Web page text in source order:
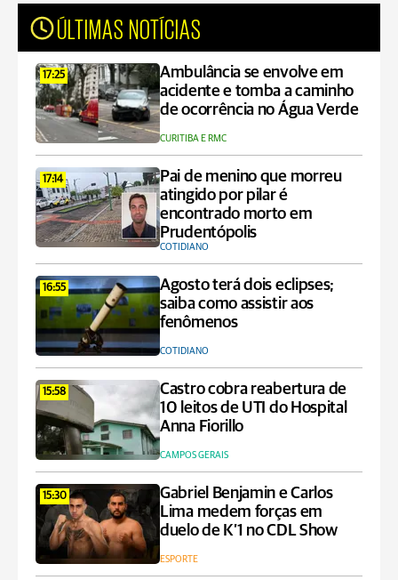
ÚLTIMAS NOTÍCIAS
17:25
Ambulância se envolve em
acidente e tomba a caminho
de ocorrência no Água Verde
CURITIBA E RMC
17:14
Pai de menino que morreu
atingido por pilar é
encontrado morto em
Prudentópolis
COTIDIANO
16:55
Agosto terá dois eclipses;
saiba como assistir aos
fenômenos
COTIDIANO
15:58
Castro cobra reabertura de
10 leitos de UTI do Hospital
Anna Fiorillo
CAMPOS GERAIS
15:30
Gabriel Benjamin e Carlos
Lima medem forças em
duelo de K’1 no CDL Show
ESPORTE